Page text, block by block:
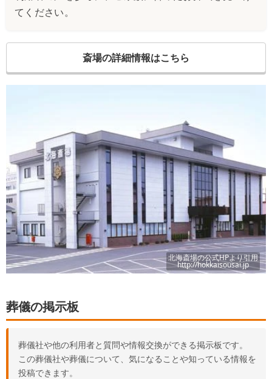
てください。
斎場の詳細情報はこちら
北海斎場の公式HPより引用
http://hokkaisousai.jp
葬儀の掲示板
葬儀社や他の利用者と質問や情報交換ができる掲示板です。
この葬儀社や葬儀について、気になることや知っている情報を
投稿できます。